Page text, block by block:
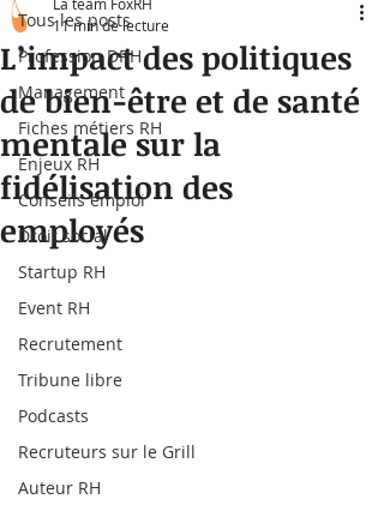
Tous les posts
Profession DRH
Management
Fiches métiers RH
Enjeux RH
Conseils emploi
Droit social
Startup RH
Event RH
Recrutement
Tribune libre
Podcasts
Recruteurs sur le Grill
Auteur RH
L’impact des politiques
de bien-être et de santé
mentale sur la
fidélisation des
employés
11 min de lecture